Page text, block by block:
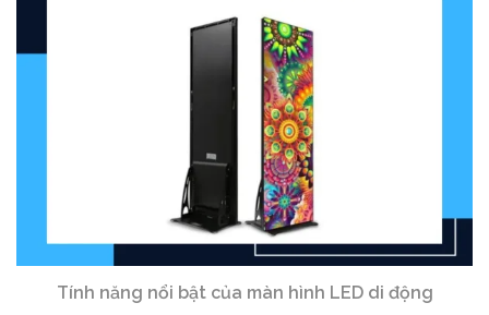
Tính năng nổi bật của màn hình LED di động